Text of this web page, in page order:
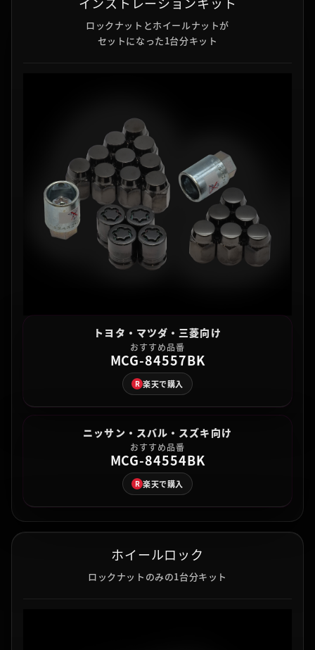
ロックナットとホイールナットが
セットになった1台分キット
トヨタ・マツダ・三菱向け
おすすめ品番
MCG-84557BK
R 楽天で購入
ニッサン・スバル・スズキ向け
おすすめ品番
MCG-84554BK
R 楽天で購入
ホイールロック
ロックナットのみの1台分キット